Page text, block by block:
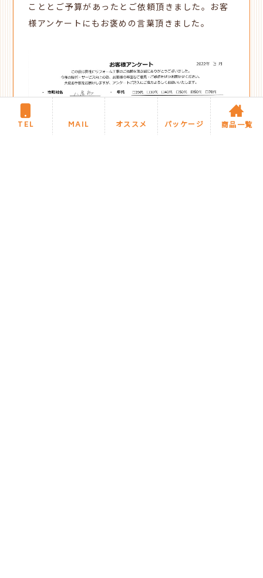
こととご予算があったとご依頼頂きました。お客
様アンケートにもお褒めの言葉頂きました。
TEL MAIL オススメ パッケージ 商品一覧